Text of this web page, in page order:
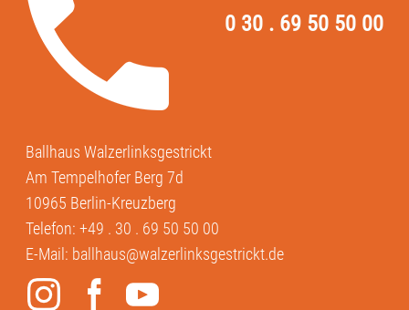
0 30 . 69 50 50 00
Ballhaus Walzerlinksgestrickt
Am Tempelhofer Berg 7d
10965 Berlin-Kreuzberg
Telefon:+49 . 30 . 69 50 50 00
E-Mail: ballhaus@walzerlinksgestrickt.de